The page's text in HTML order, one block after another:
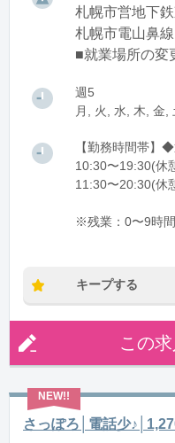
札幌市営地下
札幌市電山鼻
■就業場所の変
週5
月, 火, 水, 木, 金,
【勤務時間帯】
10:30〜19:30(休
11:30〜20:30(休
※残業：0〜9時
キープする
この
さっぽろ│電話少